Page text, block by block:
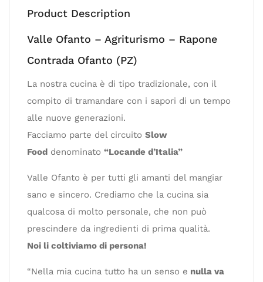
Product Description
Valle Ofanto – Agriturismo – Rapone
Contrada Ofanto (PZ)
La nostra cucina è di tipo tradizionale, con il
compito di tramandare con i sapori di un tempo
alle nuove generazioni.
Facciamo parte del circuito Slow
Food denominato “Locande d’Italia”
Valle Ofanto è per tutti gli amanti del mangiar
sano e sincero. Crediamo che la cucina sia
qualcosa di molto personale, che non può
prescindere da ingredienti di prima qualità.
Noi li coltiviamo di persona!
“Nella mia cucina tutto ha un senso e nulla va